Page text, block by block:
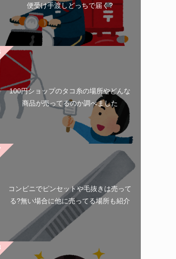
便受け手渡しどっちで届く?
100円ショップのタコ糸の場所やどんな
商品が売ってるのか調べました
コンビニでピンセットや毛抜きは売って
る?無い場合に他に売ってる場所も紹介